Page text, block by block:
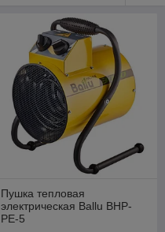
Пушка тепловая
электрическая Ballu BHP-
PE-5